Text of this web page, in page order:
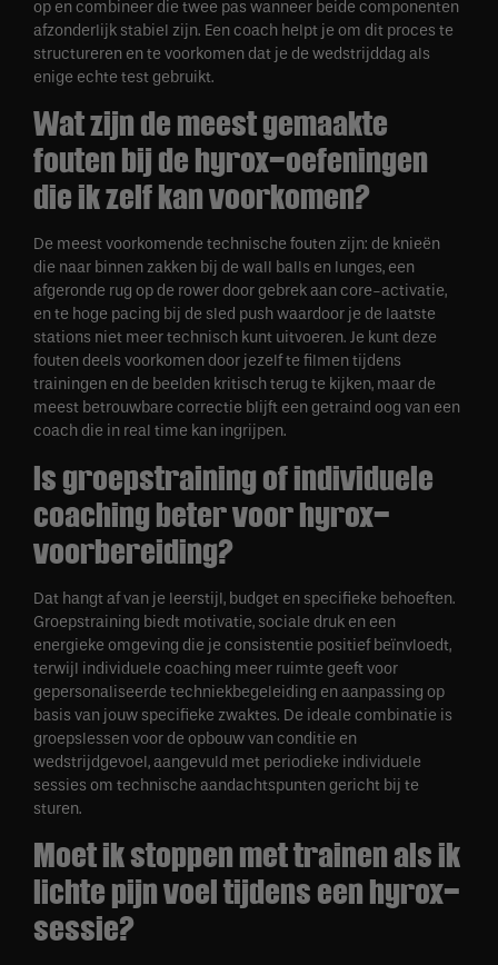
op en combineer die twee pas wanneer beide componenten
afzonderlijk stabiel zijn. Een coach helpt je om dit proces te
structureren en te voorkomen dat je de wedstrijddag als
enige echte test gebruikt.
Wat zijn de meest gemaakte
fouten bij de hyrox-oefeningen
die ik zelf kan voorkomen?
De meest voorkomende technische fouten zijn: de knieën
die naar binnen zakken bij de wall balls en lunges, een
afgeronde rug op de rower door gebrek aan core-activatie,
en te hoge pacing bij de sled push waardoor je de laatste
stations niet meer technisch kunt uitvoeren. Je kunt deze
fouten deels voorkomen door jezelf te filmen tijdens
trainingen en de beelden kritisch terug te kijken, maar de
meest betrouwbare correctie blijft een getraind oog van een
coach die in real time kan ingrijpen.
Is groepstraining of individuele
coaching beter voor hyrox-
voorbereiding?
Dat hangt af van je leerstijl, budget en specifieke behoeften.
Groepstraining biedt motivatie, sociale druk en een
energieke omgeving die je consistentie positief beïnvloedt,
terwijl individuele coaching meer ruimte geeft voor
gepersonaliseerde techniekbegeleiding en aanpassing op
basis van jouw specifieke zwaktes. De ideale combinatie is
groepslessen voor de opbouw van conditie en
wedstrijdgevoel, aangevuld met periodieke individuele
sessies om technische aandachtspunten gericht bij te
sturen.
Moet ik stoppen met trainen als ik
lichte pijn voel tijdens een hyrox-
sessie?